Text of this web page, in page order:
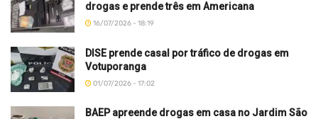
drogas e prende três em Americana
16/07/2026 - 18:19
DISE prende casal por tráfico de drogas em
Votuporanga
01/07/2026 - 17:02
BAEP apreende drogas em casa no Jardim São